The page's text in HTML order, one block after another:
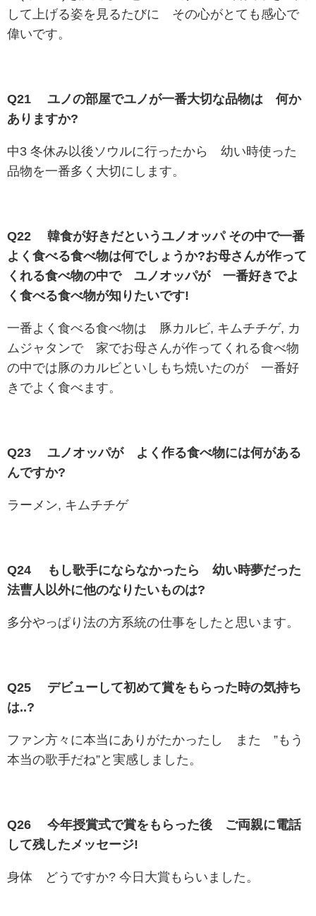
して上げる姿を見るたびに その心がとても感心で
偉いです。
Q21 ユノの部屋でユノが一番大切な品物は 何か
ありますか?
中3 冬休み以後ソウルに行ったから 幼い時使った
品物を一番多く大切にします。
Q22 韓食が好きだというユノオッパ その中で一番
よく食べる食べ物は何でしょうか?お母さんが作って
くれる食べ物の中で ユノオッパが 一番好きでよ
く食べる食べ物が知りたいです!
一番よく食べる食べ物は 豚カルビ, キムチチゲ, カ
ムジャタンで 家でお母さんが作ってくれる食べ物
の中では豚のカルビといしもち焼いたのが 一番好
きでよく食べます。
Q23 ユノオッパが よく作る食べ物には何がある
んですか?
ラーメン, キムチチゲ
Q24 もし歌手にならなかったら 幼い時夢だった
法曹人以外に他のなりたいものは?
多分やっぱり法の方系統の仕事をしたと思います。
Q25 デビューして初めて賞をもらった時の気持ち
は..?
ファン方々に本当にありがたかったし また ”もう
本当の歌手だね”と実感しました。
Q26 今年授賞式で賞をもらった後 ご両親に電話
して残したメッセージ!
身体 どうですか? 今日大賞もらいました。